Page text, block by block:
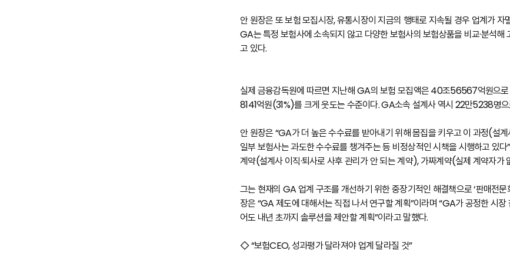
안 원장은 또 보험 모집시장, 유통시장이 지금의 행태로 지속될 경우 업계가
GA는 특정 보험사에 소속되지 않고 다양한 보험사의 보험상품을 비교·분석
고 있다.
실제 금융감독원에 따르면 지난해 GA의 보험 모집액은 40조56567억원으
8141억원(31%)를 크게 웃도는 수준이다. GA소속 설계사 역시 22만5238명
안 원장은 “GA가 더 높은 수수료를 받아내기 위해 몸집을 키우고 이 과정(설
일부 보험사는 과도한 수수료를 챙겨주는 등 비정상적인 시책을 시행하고 있
계약(설계사 이직·퇴사로 사후 관리가 안 되는 계약), 가짜계약(실제 계약자
그는 현재의 GA 업계 구조를 개선하기 위한 중장기적인 해결책으로 ‘판매전
장은 “GA 제도에 대해서는 직접 나서 연구할 계획”이라며 “GA가 공정한 시
어도 내년 초까지 솔루션을 제안할 계획”이라고 말했다.
◇ “보험CEO, 성과평가 달라져야 업계 달라질 것”